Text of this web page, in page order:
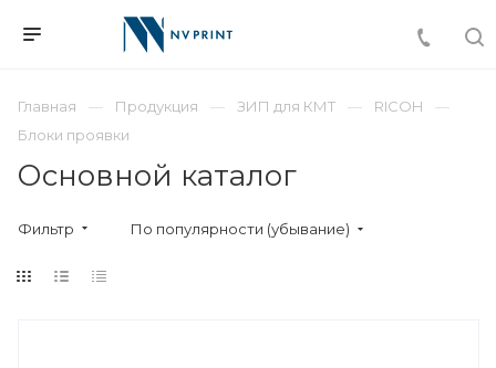
Главная Продукция ЗИП для КМТ
RICOH
Блоки проявки
Основной каталог
Фильтр По популярности (убывание)